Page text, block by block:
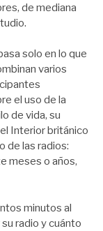
de mediana
solo en lo que
varios
el uso de la
de vida, su
Interior británico
de las radios:
meses o años,
minutos al
radio y cuánto